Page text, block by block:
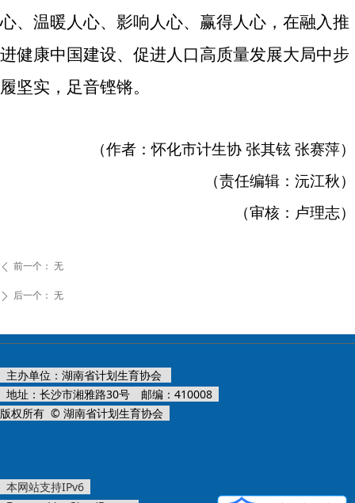
心、温暖人心、影响人心、赢得人心，在融入推
进健康中国建设、 促进人口高质量发展大局中步
履坚实，足音铿锵。
（作者：怀化市计生协 张其铉 张赛萍）
（责任编辑：沅江秋）
（审核：卢理志）
ꄴ 前一个： 无
ꄲ 后一个： 无
主办单位：湖南省计划生育协会
地址：长沙市湘雅路30号 邮编：410008
版权所有 © 湖南省计划生育协会
本网站支持IPv6